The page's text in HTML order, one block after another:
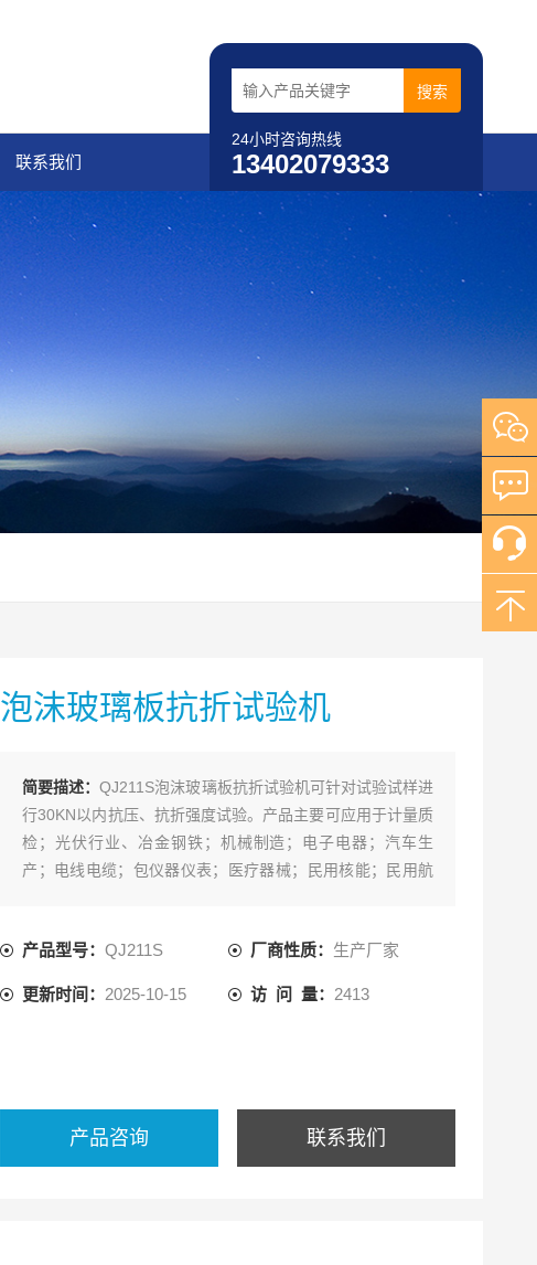
24小时咨询热线
13402079333
联系我们
泡沫玻璃板抗折试验机
简要描述：QJ211S泡沫玻璃板抗折试验机可针对试验试样进
行30KN以内抗压、抗折强度试验。产品主要可应用于计量质
检；光伏行业、冶金钢铁；机械制造；电子电器；汽车生
产；电线电缆；包仪器仪表；医疗器械；民用核能；民用航
产品型号：QJ211S 厂商性质： 生产厂家
更新时间： 2025-10-15 访 问 量： 2413
产品咨询 联系我们